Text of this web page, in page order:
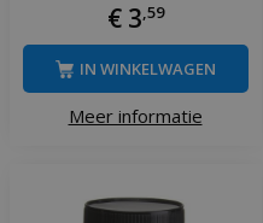
€ 3,59
Meer informatie
IN WINKELWAGEN